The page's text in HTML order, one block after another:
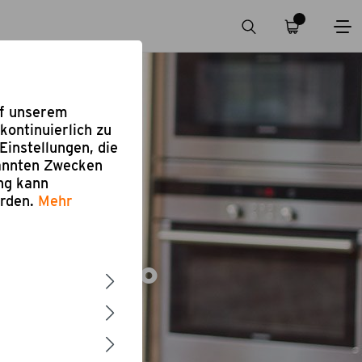
750°
unserem
zu
die
Zwecken
kann
Mehr